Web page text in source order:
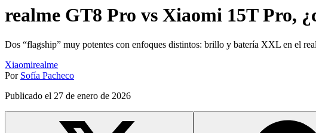
realme GT8 Pro vs Xiaomi 15T Pro,
Dos “flagship” muy potentes con enfoques distintos: brillo y batería XXL en el
Xiaomirealme
Por Sofía Pacheco
Publicado el 27 de enero de 2026